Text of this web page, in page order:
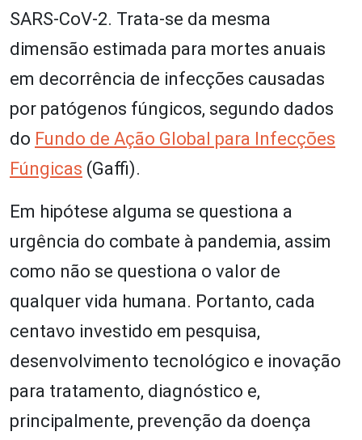
SARS-CoV-2. Trata-se da mesma
dimensão estimada para mortes anuais
em decorrência de infecções causadas
por patógenos fúngicos, segundo dados
do Fundo de Ação Global para Infecções
Fúngicas (Gaffi).
Em hipótese alguma se questiona a
urgência do combate à pandemia, assim
como não se questiona o valor de
qualquer vida humana. Portanto, cada
centavo investido em pesquisa,
desenvolvimento tecnológico e inovação
para tratamento, diagnóstico e,
principalmente, prevenção da doença